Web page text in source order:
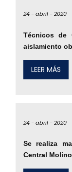
24 -abril -2020
Técnicos de
aislamiento
LEER MÁS
24 -abril -2020
Se realiza
Central Molino